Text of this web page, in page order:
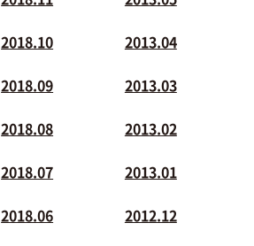
2018.10
2018.09
2018.08
2018.07
2018.06
2013.04
2013.03
2013.02
2013.01
2012.12